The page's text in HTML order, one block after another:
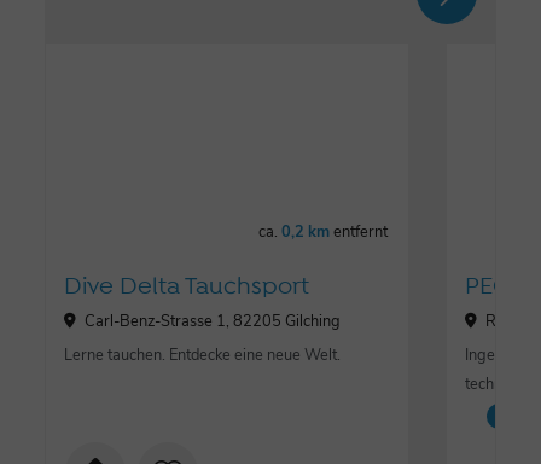
ca.0,2 kmentfernt
Dive Delta Tauchsport
Carl-Benz-Strasse 1, 82205 Gilching
Lerne tauchen. Entdecke eine neue Welt.
PEG